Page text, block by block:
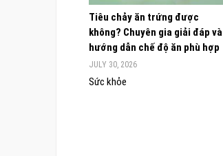
Tiêu chảy ăn trứng được
không? Chuyên gia giải đáp và
hướng dẫn chế độ ăn phù hợp
JULY 30, 2026
Sức khỏe